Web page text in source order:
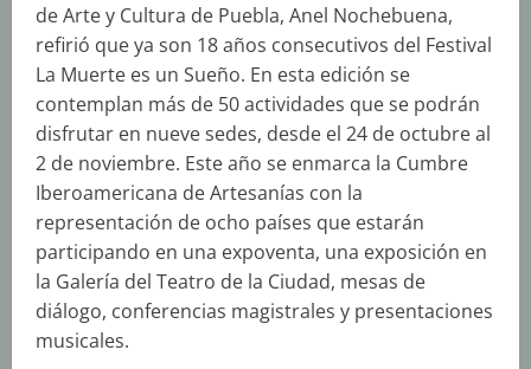
de Arte y Cultura de Puebla, Anel Nochebuena,
refirió que ya son 18 años consecutivos del Festival
La Muerte es un Sueño. En esta edición se
contemplan más de 50 actividades que se podrán
disfrutar en nueve sedes, desde el 24 de octubre al
2 de noviembre. Este año se enmarca la Cumbre
Iberoamericana de Artesanías con la
representación de ocho países que estarán
participando en una expoventa, una exposición en
la Galería del Teatro de la Ciudad, mesas de
diálogo, conferencias magistrales y presentaciones
musicales.